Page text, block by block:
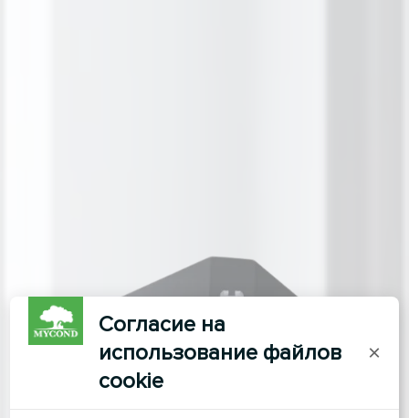
Согласие на
использование файлов
cookie
×